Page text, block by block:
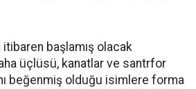
başlamış olacak
üçlüsü, kanatlar ve santrfor
beğenmiş olduğu isimlere forma